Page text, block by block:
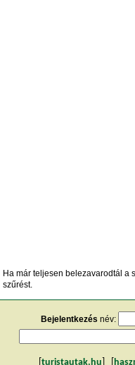
Ha már teljesen belezavarodtál a
szűrést.
Bejelentkezés név:
turistautak.hu